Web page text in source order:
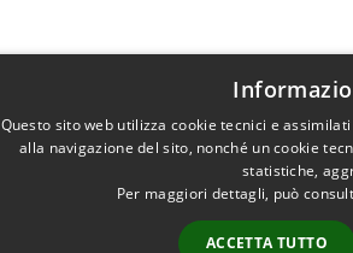
Questo sito web utilizza cookie tecnici e
alla navigazione del sito, nonché un cookie
statistiche,
Per maggiori dettagli, può
ACCETTA TUTTO